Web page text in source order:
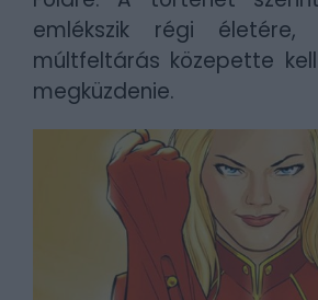
emlékszik régi
múltfeltárás közepette
megküzdenie.